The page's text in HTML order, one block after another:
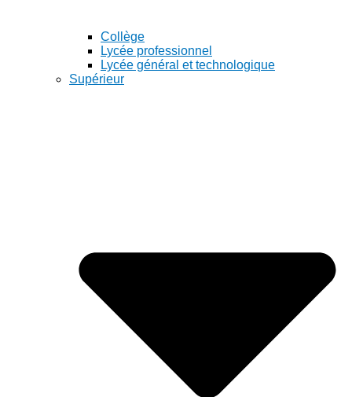
Collège
Lycée professionnel
Lycée général et technologique
Supérieur